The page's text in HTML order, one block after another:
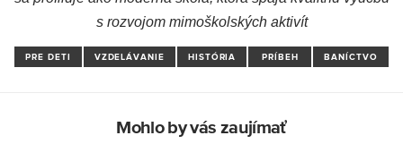
s rozvojom mimoškolských aktivít
PRE DETI VZDELÁVANIE HISTÓRIA PRÍBEH BANÍCTVO
Mohlo by vás zaujímať